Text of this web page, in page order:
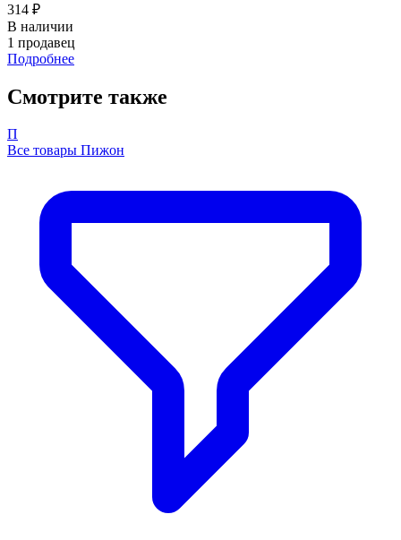
314 ₽
В наличии
1 продавец
Подробнее
Смотрите также
П
Все товары Пижон